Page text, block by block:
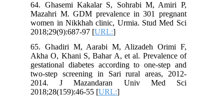
64. Ghasemi Kakalar S, Sohrabi M, Amiri P,
Mazahri M. GDM prevalence in 301 pregnant
women in Nikkhah clinic, Urmia. Stud Med Sci
2018;29(9):687-97 [URL:
65. Ghadiri M, Aarabi M, Alizadeh Orimi F,
Akha O, Khani S, Bahar A, et al. Prevalence of
gestational diabetes according to one-step and
two-step screening in Sari rural areas, 2012-
2014. J Mazandaran Univ Med Sci
2018;28(159):46-55 [URL: